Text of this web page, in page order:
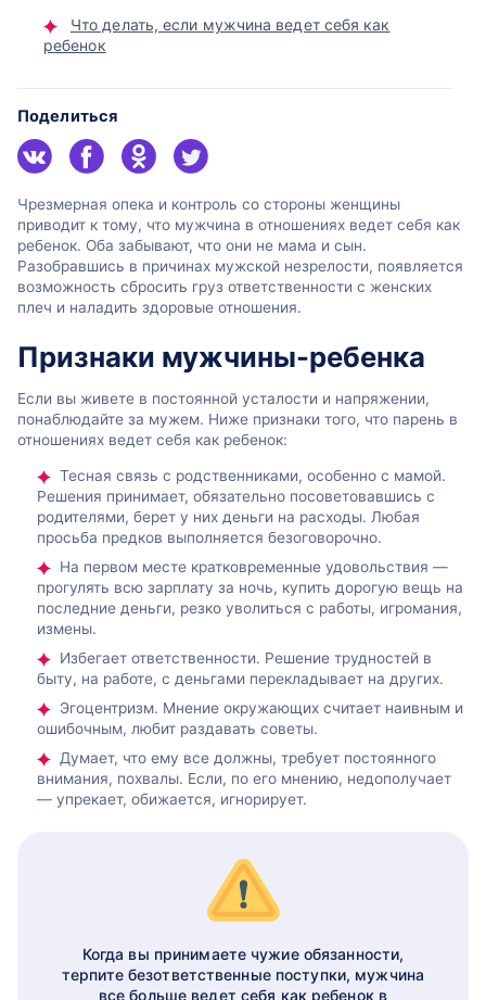
Что делать, если мужчина ведет себя как
ребенок
Поделиться
Чрезмерная опека и контроль со стороны женщины
приводит к тому, что мужчина в отношениях ведет себя как
ребенок. Оба забывают, что они не мама и сын.
Разобравшись в причинах мужской незрелости, появляется
возможность сбросить груз ответственности с женских
плеч и наладить здоровые отношения.
Признаки мужчины-ребенка
Если вы живете в постоянной усталости и напряжении,
понаблюдайте за мужем. Ниже признаки того, что парень в
отношениях ведет себя как ребенок:
Тесная связь с родственниками, особенно с мамой.
Решения принимает, обязательно посоветовавшись с
родителями, берет у них деньги на расходы. Любая
просьба предков выполняется безоговорочно.
На первом месте кратковременные удовольствия —
прогулять всю зарплату за ночь, купить дорогую вещь на
последние деньги, резко уволиться с работы, игромания,
измены.
Избегает ответственности. Решение трудностей в
быту, на работе, с деньгами перекладывает на других.
Эгоцентризм. Мнение окружающих считает наивным и
ошибочным, любит раздавать советы.
Думает, что ему все должны, требует постоянного
внимания, похвалы. Если, по его мнению, недополучает
— упрекает, обижается, игнорирует.
Когда вы принимаете чужие обязанности,
терпите безответственные поступки, мужчина
все больше ведет себя как ребенок в